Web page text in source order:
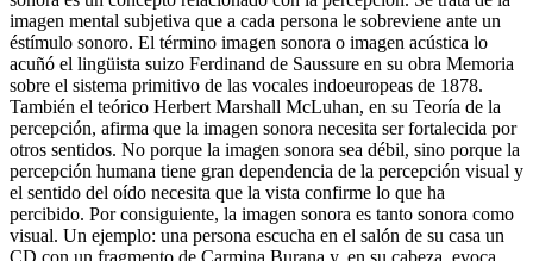
imagen mental subjetiva que a cada persona le sobreviene ante un
éstímulo sonoro. El término imagen sonora o imagen acústica lo
acuñó el lingüista suizo Ferdinand de Saussure en su obra Memoria
sobre el sistema primitivo de las vocales indoeuropeas de 1878.
También el teórico Herbert Marshall McLuhan, en su Teoría de la
percepción, afirma que la imagen sonora necesita ser fortalecida por
otros sentidos. No porque la imagen sonora sea débil, sino porque la
percepción humana tiene gran dependencia de la percepción visual y
el sentido del oído necesita que la vista confirme lo que ha
percibido. Por consiguiente, la imagen sonora es tanto sonora como
visual. Un ejemplo: una persona escucha en el salón de su casa un
CD con un fragmento de Carmina Burana y, en su cabeza, evoca